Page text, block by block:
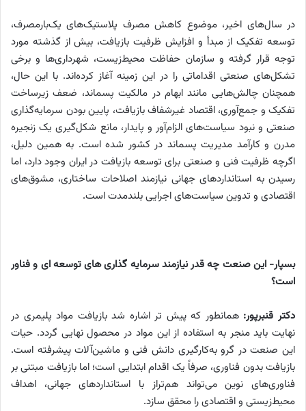
در سال‌های اخیر، موضوع کاهش مصرف پلاستیک‌های یک‌بارمصرف،
توسعه تفکیک از مبدأ و افزایش ظرفیت بازیافت، بیش از گذشته مورد
توجه قرار گرفته و سازمان حفاظت محیط‌زیست، شهرداری‌ها و برخی
تشکل‌های صنعتی اقداماتی را در این زمینه آغاز کرده‌اند. با این حال،
همچنان چالش‌هایی مانند ابهام در مالکیت پسماند، ضعف زیرساخت
تفکیک و جمع‌آوری، اقتصاد غیرشفاف بازیافت، پایین بودن سرمایه‌گذاری
صنعتی و نبود سیاست‌های الزام‌آور و پایدار، مانع شکل‌گیری یک زنجیره
مدرن و کارآمد مدیریت پسماند در کشور شده است. به همین دلیل،
اگرچه ظرفیت فنی و صنعتی برای توسعه بازیافت در ایران وجود دارد، اما
رسیدن به استانداردهای جهانی نیازمند اصلاحات ساختاری، مشوق‌های
اقتصادی و تدوین سیاست‌های اجرایی بلندمدت است.
بسپار- این صنعت چه قدر نیازمند سرمایه گذاری های توسعه ای و فناور
است؟
دکتر قنبرپور:همانطور که پیش تر اشاره شد بازیافت مواد پلیمری در
نهایت باید منجر به استفاده از این مواد در محصول نهایی گردد. حیات
این صنعت در گرو به‌کارگیری دانش فنی و ماشین‌آلات پیشرفته است.
بازیافت بدون فناوری، صرفاً یک اقدام ابتدایی است؛ اما بازیافت مبتنی بر
فناوری‌های نوین می‌تواند هم‌تراز با استانداردهای جهانی، اهداف
محیط‌زیستی و اقتصادی را محقق سازد.